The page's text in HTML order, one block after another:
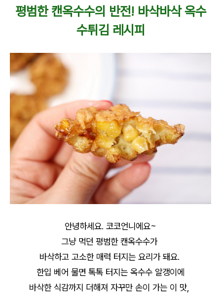
평범한 캔옥수수의 반전! 바삭바삭 옥수
수튀김 레시피
안녕하세요. 코코언니에요~
그냥 먹던 평범한 캔옥수수가
바삭하고 고소한 매력 터지는 요리가 돼요.
한입 베어 물면 톡톡 터지는 옥수수 알갱이에
바삭한 식감까지 더해져 자꾸만 손이 가는 이 맛,